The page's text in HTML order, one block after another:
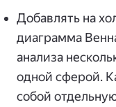
Добавлять на
диаграмма
анализа
одной сферой.
собой